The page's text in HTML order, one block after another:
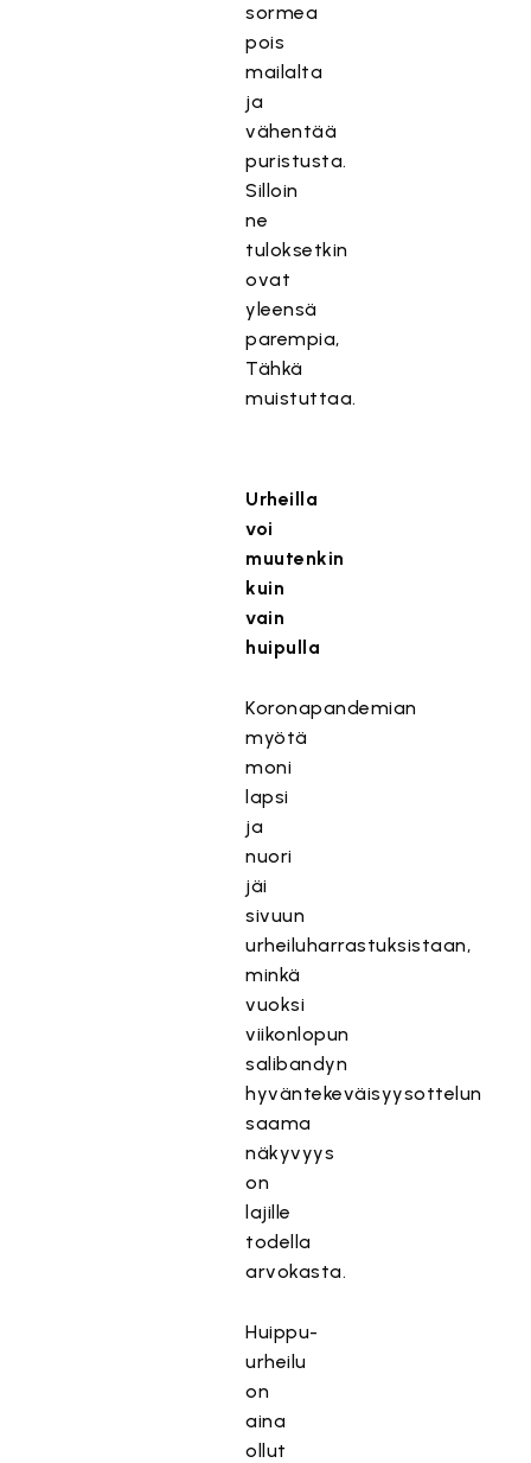
sormea
pois
mailalta
ja
vähentää
puristusta.
Silloin
ne
tuloksetkin
ovat
yleensä
parempia,
Tähkä
muistuttaa.
Urheilla
voi
muutenkin
kuin
vain
huipulla
Koronapandemian
myötä
moni
lapsi
ja
nuori
jäi
sivuun
urheiluharrastuksistaan,
minkä
vuoksi
viikonlopun
salibandyn
hyväntekeväisyysottelun
saama
näkyvyys
on
lajille
todella
arvokasta.
Huippu-
urheilu
on
aina
ollut